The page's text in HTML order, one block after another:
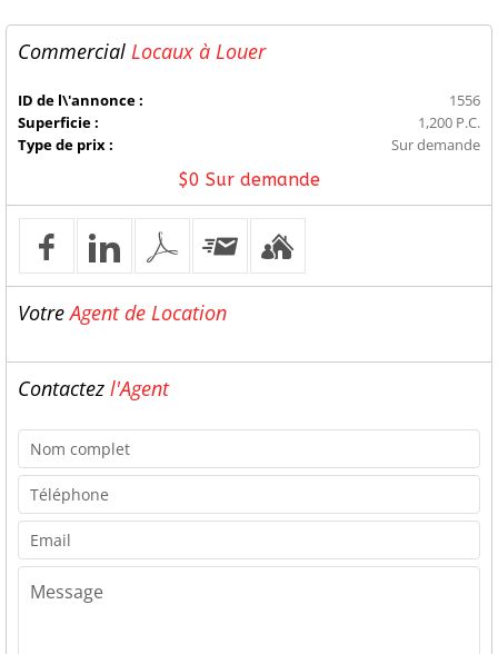
Commercial Locaux à Louer
ID de l\'annonce :
1556
Superficie :
1,200 P.C.
Type de prix :
Sur demande
$0 Sur demande
VotreAgent de Location
Contactez l'Agent